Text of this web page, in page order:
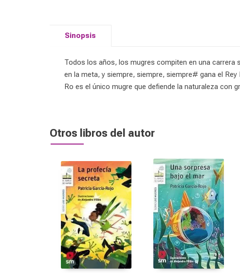
Sinopsis
Todos los años, los mugres compiten en una carrera
en la meta, y siempre, siempre, siempre# gana el
Ro es el único mugre que defiende la naturaleza con
Otros libros del autor